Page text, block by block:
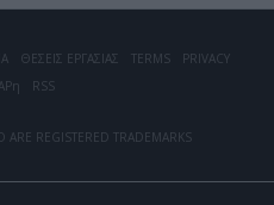
ΘΕΣΕΙΣ ΕΡΓΑΣΙΑΣ TERMS
PRIVACY
η RSS
REGISTERED TRADEMARKS